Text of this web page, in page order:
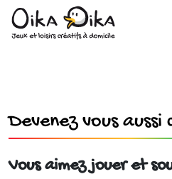
Devenez vous aussi
Vous aimez jouer et